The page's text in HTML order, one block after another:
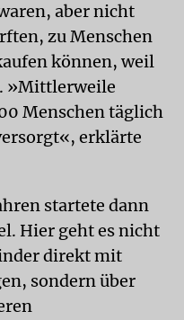
aber nicht
zu Menschen
können, weil
»Mittlerweile
Menschen täglich
erklärte
startete dann
Hier geht es nicht
direkt mit
sondern über